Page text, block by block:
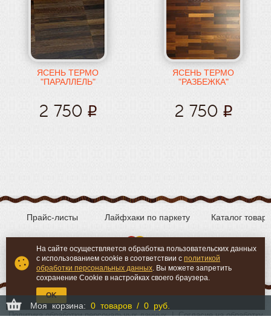
Моя корзина: 0 товаров / 0 руб.
ЯСЕНЬ ТЕРМО
"ПАРАЛЛЕЛЬ"
2 750
ЯСЕНЬ ТЕРМО
"РАЗБЕЖКА"
2 750
Лайфхаки по паркету Каталог
Прайс-листы
ВконтактеYouTube
Политика обработки персональных данных | Согласие на обработку
На сайте осуществляется обработка пользовательских данных
с использованием cookie в соответствии с политикой
обработки персональных данных. Вы можете запретить
сохранение Cookie в настройках своего браузера.
OK